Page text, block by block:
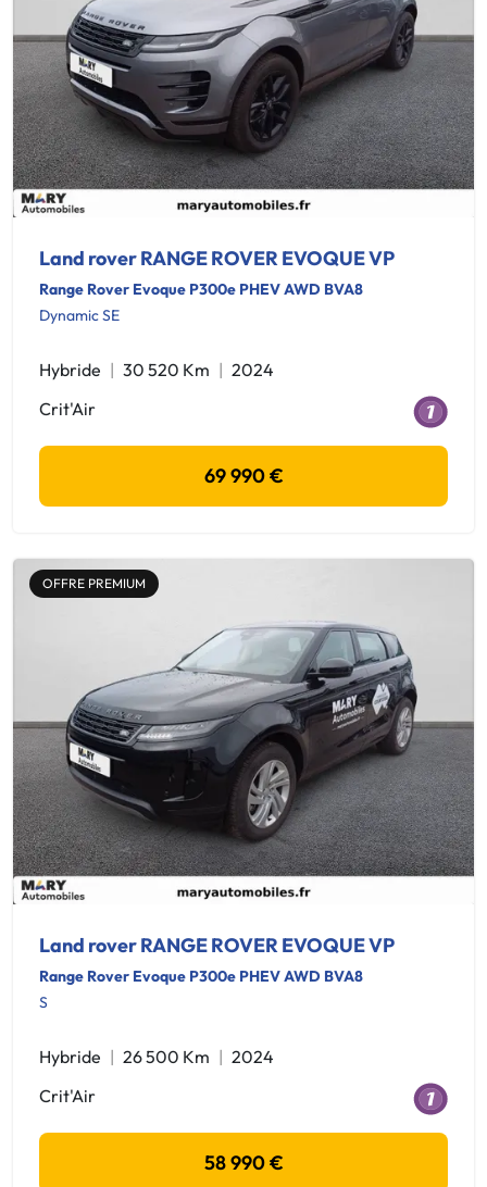
Land rover RANGE ROVER EVOQUE VP
Range Rover Evoque P300e PHEV AWD BVA8
Dynamic SE
Hybride 30 520 Km
2024
Crit'Air
69 990 €
OFFRE PREMIUM
Land rover RANGE ROVER EVOQUE VP
Range Rover Evoque P300e PHEV AWD BVA8
S
Hybride 26 500 Km
2024
Crit'Air
58 990 €